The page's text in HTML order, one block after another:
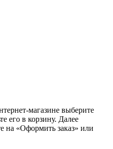
магазине выберите
его в корзину. Далее
на «Оформить заказ» или